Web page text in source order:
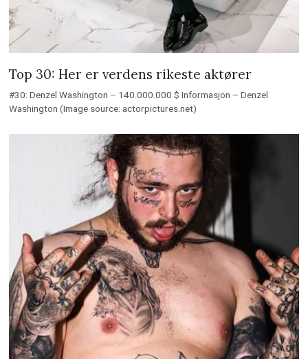
Top 30: Her er verdens rikeste aktører
#30: Denzel Washington – 140.000.000 $ Informasjon – Denzel
Washington (Image source: actorpictures.net)